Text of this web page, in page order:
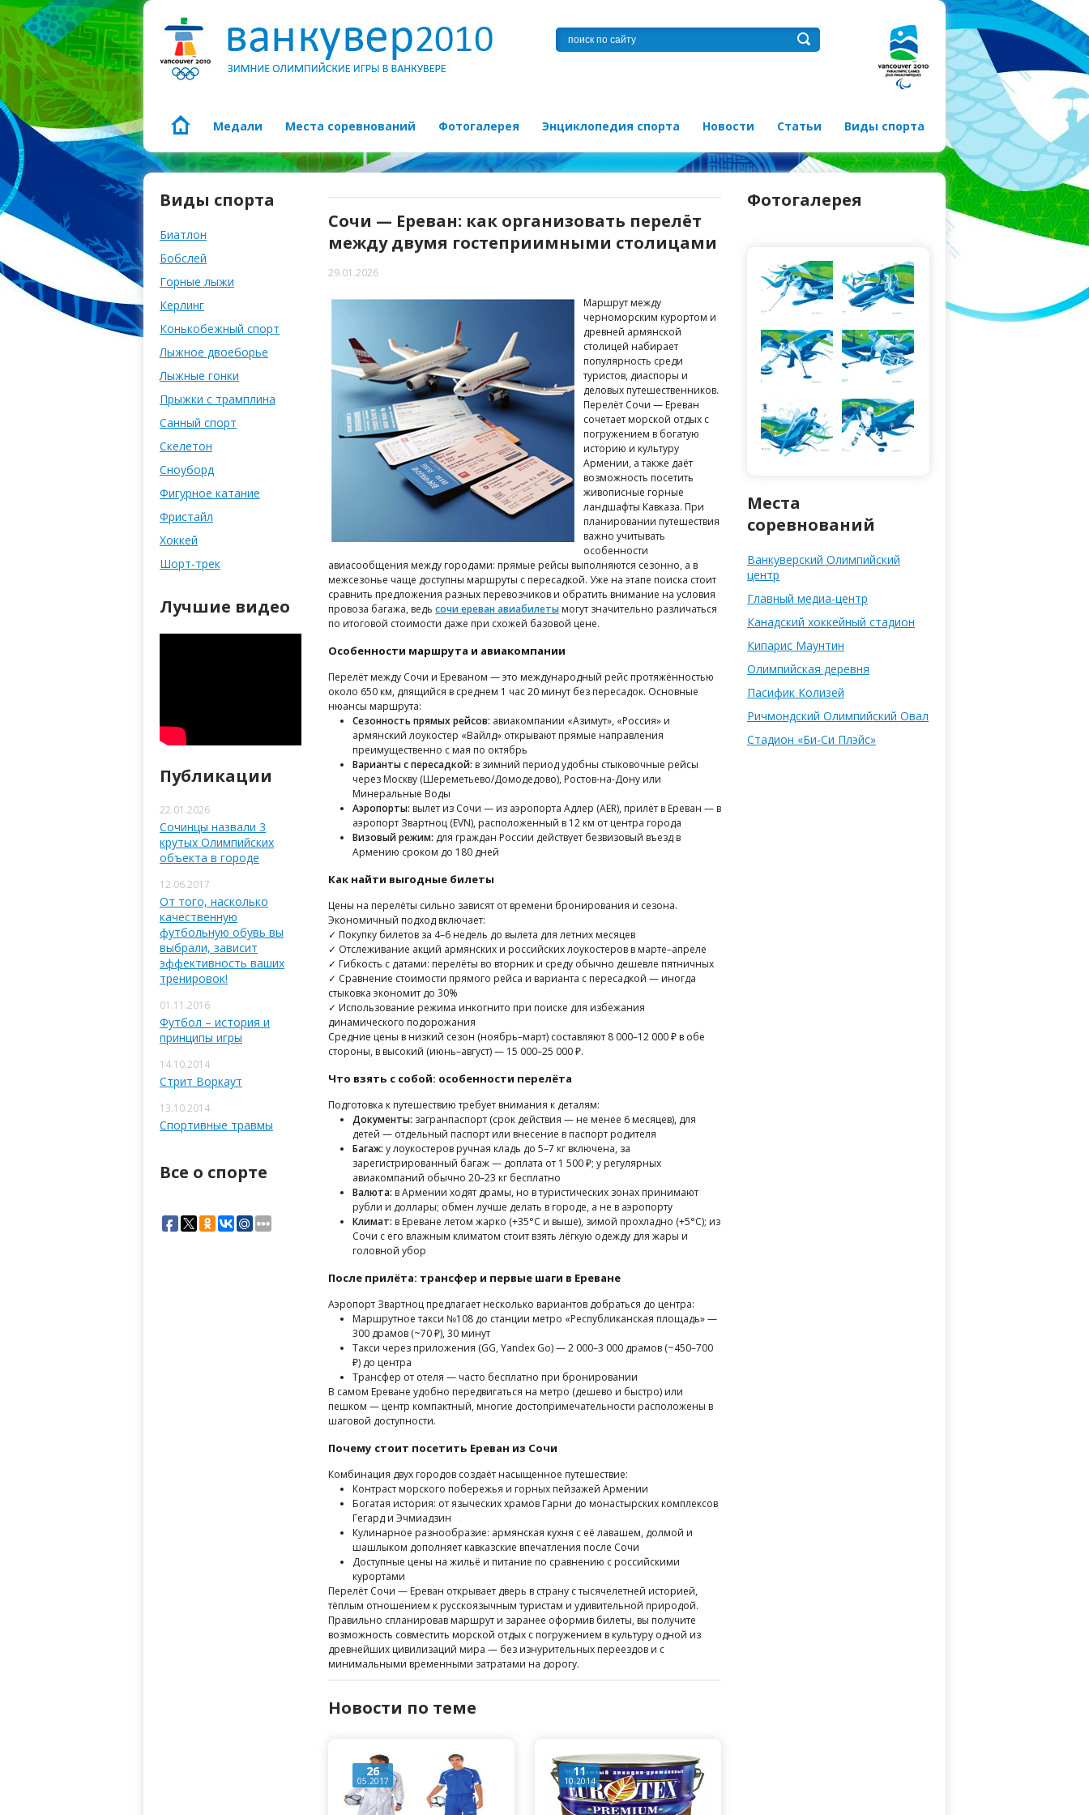
Медали Места соревнований Фотогалерея Энциклопедия спорта Новости Статьи Виды спорта
Виды спорта
Биатлон
Бобслей
Горные лыжи
Керлинг
Конькобежный спорт
Лыжное двоеборье
Лыжные гонки
Прыжки с трамплина
Санный спорт
Скелетон
Сноуборд
Фигурное катание
Фристайл
Хоккей
Шорт-трек
Лучшие видео
Публикации
22.01.2026
Сочинцы назвали 3
крутых Олимпийских
объекта в городе
12.06.2017
От того, насколько
качественную
футбольную обувь вы
выбрали, зависит
эффективность ваших
тренировок!
01.11.2016
Футбол – история и
принципы игры
14.10.2014
Стрит Воркаут
13.10.2014
Спортивные травмы
Все о спорте
Сочи — Ереван: как организовать перелёт
между двумя гостеприимными столицами
29.01.2026
Маршрут между
черноморским курортом и
древней армянской
столицей набирает
популярность среди
туристов, диаспоры и
деловых путешественников.
Перелёт Сочи — Ереван
сочетает морской отдых с
погружением в богатую
историю и культуру
Армении, а также даёт
возможность посетить
живописные горные
ландшафты Кавказа. При
планировании путешествия
важно учитывать
особенности
авиасообщения между городами: прямые рейсы выполняются сезонно, а в
межсезонье чаще доступны маршруты с пересадкой. Уже на этапе поиска стоит
сравнить предложения разных перевозчиков и обратить внимание на условия
провоза багажа, ведь сочи ереван авиабилеты могут значительно различаться
по итоговой стоимости даже при схожей базовой цене.
Особенности маршрута и авиакомпании
Перелёт между Сочи и Ереваном — это международный рейс протяжённостью
около 650 км, длящийся в среднем 1 час 20 минут без пересадок. Основные
нюансы маршрута:
Сезонность прямых рейсов: авиакомпании «Азимут», «Россия» и
армянский лоукостер «Вайлд» открывают прямые направления
преимущественно с мая по октябрь
Варианты с пересадкой: в зимний период удобны стыковочные рейсы
через Москву (Шереметьево/Домодедово), Ростов-на-Дону или
Минеральные Воды
Аэропорты: вылет из Сочи — из аэропорта Адлер (AER), прилёт в Ереван — в
аэропорт Звартноц (EVN), расположенный в 12 км от центра города
Визовый режим: для граждан России действует безвизовый въезд в
Армению сроком до 180 дней
Как найти выгодные билеты
Цены на перелёты сильно зависят от времени бронирования и сезона.
Экономичный подход включает:
✓ Покупку билетов за 4–6 недель до вылета для летних месяцев
✓ Отслеживание акций армянских и российских лоукостеров в марте–апреле
✓ Гибкость с датами: перелёты во вторник и среду обычно дешевле пятничных
✓ Сравнение стоимости прямого рейса и варианта с пересадкой — иногда
стыковка экономит до 30%
✓ Использование режима инкогнито при поиске для избежания
динамического подорожания
Средние цены в низкий сезон (ноябрь–март) составляют 8 000–12 000 ₽ в обе
стороны, в высокий (июнь–август) — 15 000–25 000 ₽.
Что взять с собой: особенности перелёта
Подготовка к путешествию требует внимания к деталям:
Документы: загранпаспорт (срок действия — не менее 6 месяцев), для
детей — отдельный паспорт или внесение в паспорт родителя
Багаж: у лоукостеров ручная кладь до 5–7 кг включена, за
зарегистрированный багаж — доплата от 1 500 ₽; у регулярных
авиакомпаний обычно 20–23 кг бесплатно
Валюта: в Армении ходят драмы, но в туристических зонах принимают
рубли и доллары; обмен лучше делать в городе, а не в аэропорту
Климат: в Ереване летом жарко (+35°С и выше), зимой прохладно (+5°С); из
Сочи с его влажным климатом стоит взять лёгкую одежду для жары и
головной убор
После прилёта: трансфер и первые шаги в Ереване
Аэропорт Звартноц предлагает несколько вариантов добраться до центра:
Маршрутное такси №108 до станции метро «Республиканская площадь» —
300 драмов (~70 ₽), 30 минут
Такси через приложения (GG, Yandex Go) — 2 000–3 000 драмов (~450–700
₽) до центра
Трансфер от отеля — часто бесплатно при бронировании
В самом Ереване удобно передвигаться на метро (дешево и быстро) или
пешком — центр компактный, многие достопримечательности расположены в
шаговой доступности.
Почему стоит посетить Ереван из Сочи
Комбинация двух городов создаёт насыщенное путешествие:
Контраст морского побережья и горных пейзажей Армении
Богатая история: от языческих храмов Гарни до монастырских комплексов
Гегард и Эчмиадзин
Кулинарное разнообразие: армянская кухня с её лавашем, долмой и
шашлыком дополняет кавказские впечатления после Сочи
Доступные цены на жильё и питание по сравнению с российскими
курортами
Перелёт Сочи — Ереван открывает дверь в страну с тысячелетней историей,
тёплым отношением к русскоязычным туристам и удивительной природой.
Правильно спланировав маршрут и заранее оформив билеты, вы получите
возможность совместить морской отдых с погружением в культуру одной из
древнейших цивилизаций мира — без изнурительных переездов и с
минимальными временными затратами на дорогу.
Новости по теме
26
05.2017
11
10.2014
Фотогалерея
Места
соревнований
Ванкуверский Олимпийский
центр
Главный медиа-центр
Канадский хоккейный стадион
Кипарис Маунтин
Олимпийская деревня
Паcифик Колизей
Ричмондский Олимпийский Овал
Стадион «Би-Си Плэйс»